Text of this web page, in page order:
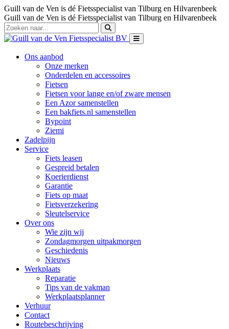
Guill van de Ven is dé Fietsspecialist van Tilburg en Hilvarenbeek
Guill van de Ven is dé Fietsspecialist van Tilburg en Hilvarenbeek
Ons aanbod
Onze merken
Onderdelen en accessoires
Fietsen
Fietsen voor lange en/of zware mensen
Een Azor samenstellen
Een bakfiets.nl samenstellen
Bypoint
Ziemi
Zadelpijn
Service
Fiets leasen
Gespreid betalen
Koerierdienst
Garantie
Fiets op maat
Fietsverzekering
Sleutelservice
Over ons
Wie zijn wij
Zondagmorgen uitpakmorgen
Geschiedenis
Nieuws
Werkplaats
Reparatie
Tips van de vakman
Werkplaatsplanner
Verhuur
Contact
Routebeschrijving